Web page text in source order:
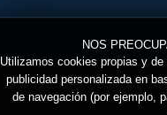
NOS
Utilizamos cookies propias y
publicidad personalizada en
de navegación (por ejemplo,